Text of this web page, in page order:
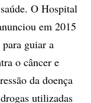
O Hospital
em 2015
guiar a
o câncer e
da doença
utilizadas